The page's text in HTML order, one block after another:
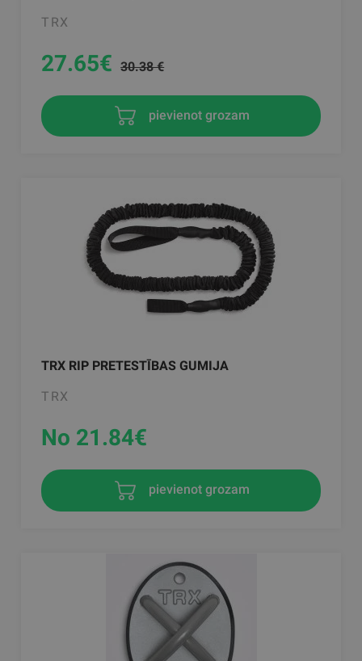
TRX
27.65€ 30.38 €
pievienot grozam
TRX RIP PRETESTĪBAS GUMIJA
TRX
No 21.84€
pievienot grozam